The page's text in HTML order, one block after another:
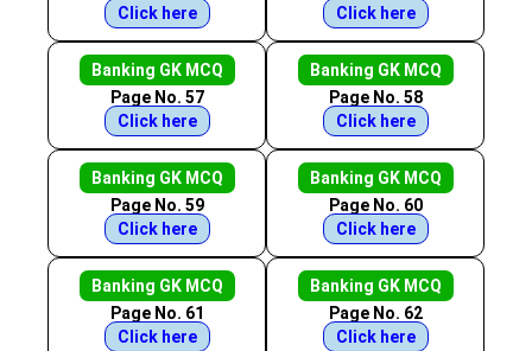
Click here
Click here
Banking GK MCQ
Page No. 57
Click here
Banking GK MCQ
Page No. 58
Click here
Banking GK MCQ
Page No. 59
Click here
Banking GK MCQ
Page No. 60
Click here
Banking GK MCQ
Page No. 61
Click here
Banking GK MCQ
Page No. 62
Click here